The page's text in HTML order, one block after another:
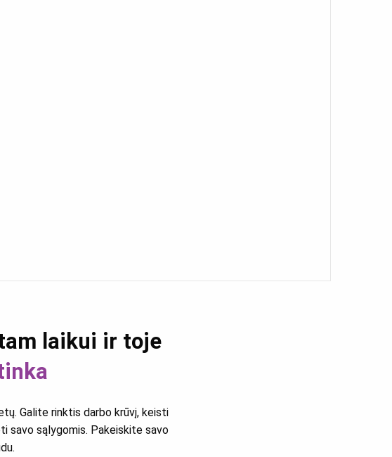
laikui ir toje
Galite rinktis darbo krūvį, keisti
savo sąlygomis. Pakeiskite savo